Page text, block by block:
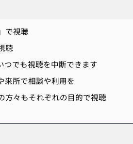
で視聴
聴
つでも視聴を中断できます
来所で相談や利用を
方々もそれぞれの目的で視聴